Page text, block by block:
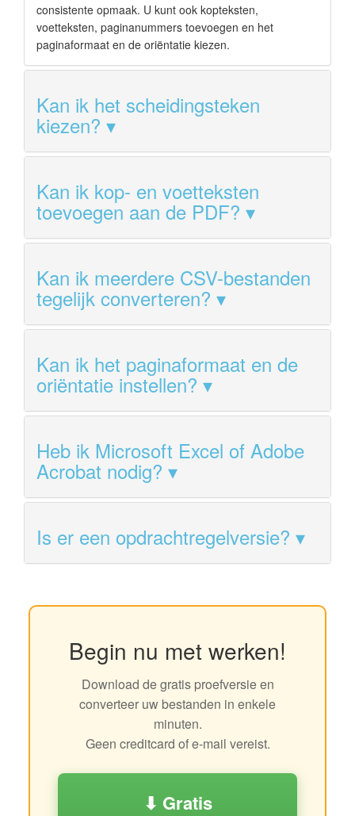
consistente opmaak. U kunt ook kopteksten,
voetteksten, paginanummers toevoegen en het
paginaformaat en de oriëntatie kiezen.
Kan ik het scheidingsteken
kiezen?
Kan ik kop- en voetteksten
toevoegen aan de PDF?
Kan ik meerdere CSV-bestanden
tegelijk converteren?
Kan ik het paginaformaat en de
oriëntatie instellen?
Heb ik Microsoft Excel of Adobe
Acrobat nodig?
Is er een opdrachtregelversie?
Begin nu met werken!
Download de gratis proefversie en
converteer uw bestanden in enkele
minuten.
Geen creditcard of e-mail vereist.
⬇ Gratis